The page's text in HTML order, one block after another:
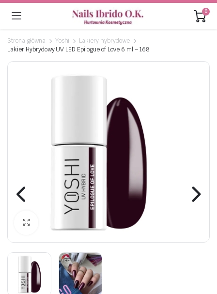
0
Strona główna Yoshi
Lakiery hybrydowe
Lakier Hybrydowy UV LED Epilogue of Love 6 ml – 168